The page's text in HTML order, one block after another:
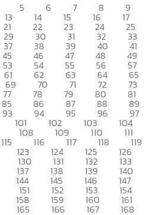
5 6 7 8 9
13 14 15 16 17
21 22 23 24 25
29 30 31 32 33
37 38 39 40 41
45 46 47 48 49
53 54 55 56 57
61 62 63 64 65
69 70 71 72 73
77 78 79 80 81
85 86 87 88 89
93 94 95 96 97
101 102 103 104
108 109 110 111
115 116 117 118 119
123 124 125 126
130 131 132 133
137 138 139 140
144 145 146 147
151 152 153 154
158 159 160 161
165 166 167 168